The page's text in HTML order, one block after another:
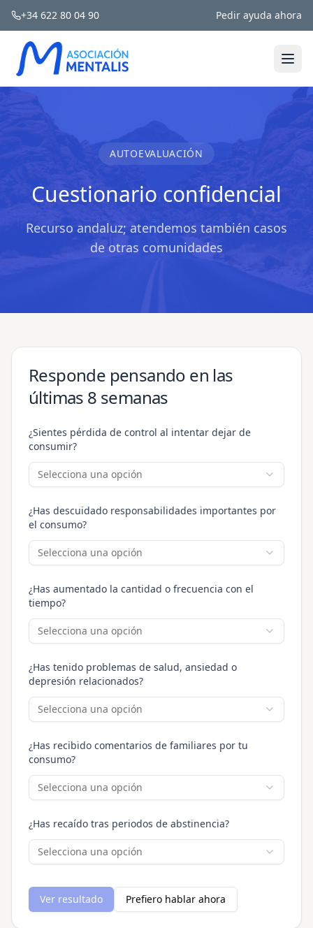
+34 622 80 04 90 Pedir ayuda ahora
AUTOEVALUACIÓN
Cuestionario confidencial
Recurso andaluz; atendemos también casos
de otras comunidades
Responde pensando en las
últimas 8 semanas
¿Sientes pérdida de control al intentar dejar de
consumir?
Selecciona una opción
¿Has descuidado responsabilidades importantes por
el consumo?
Selecciona una opción
¿Has aumentado la cantidad o frecuencia con el
tiempo?
Selecciona una opción
¿Has tenido problemas de salud, ansiedad o
depresión relacionados?
Selecciona una opción
¿Has recibido comentarios de familiares por tu
consumo?
Selecciona una opción
¿Has recaído tras periodos de abstinencia?
Selecciona una opción
Ver resultado Prefiero hablar ahora